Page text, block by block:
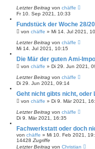
Letzter Beitrag von chäffe
Fr 10. Sep 2021, 10:33
Fundstück der Woche 28/
von chäffe » Mi 14. Jul 2021,
Letzter Beitrag von chäffe
Mi 14. Jul 2021, 10:15
Die Mär der guten Ami-
von chäffe » Di 29. Jun 2021,
Letzter Beitrag von chäffe
Di 29. Jun 2021, 09:14
Geht nicht gibts nicht, oder
von chäffe » Di 9. Mär 2021,
Letzter Beitrag von chäffe
Di 9. Mär 2021, 16:35
Fachwerkstatt oder doch
von chäffe » Mi 10. Feb 2021,
14428 Zugriffe
Letzter Beitrag von Christian